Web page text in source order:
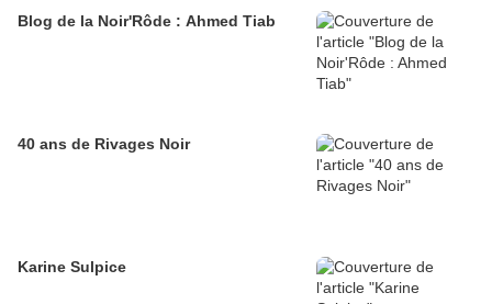
Blog de la Noir'Rôde : Ahmed Tiab
40 ans de Rivages Noir
Karine Sulpice